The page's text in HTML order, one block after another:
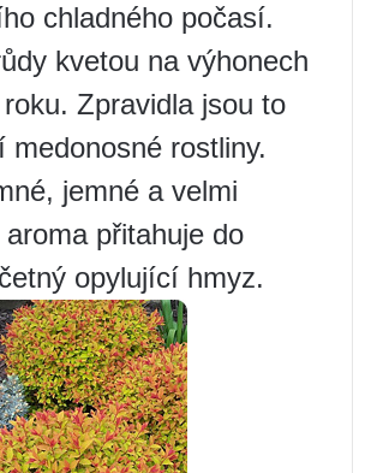
chladného počasí.
kvetou na výhonech
Zpravidla jsou to
medonosné rostliny.
jemné a velmi
přitahuje do
opylující hmyz.